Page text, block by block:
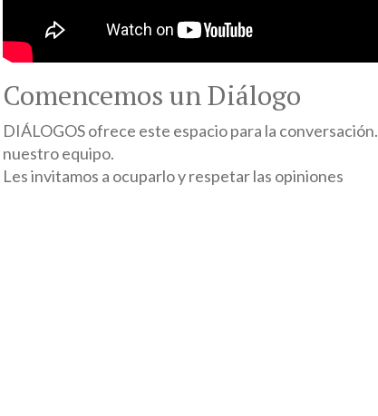
Comencemos un Diálogo
DIÁLOGOS ofrece este espacio para la
nuestro equipo.
Les invitamos a ocuparlo y respetar las opiniones